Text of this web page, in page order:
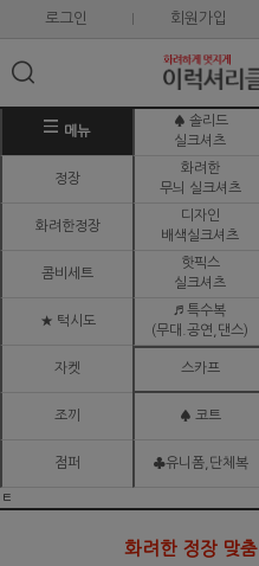
로그인 회원가입
메뉴
♠ 솔리드
실크셔츠
정장
화려한
무늬 실크셔츠
화려한정장
디자인
배색실크셔츠
콤비세트
핫픽스
실크셔츠
★ 턱시도
♬ 특수복
(무대.공연,댄스)
자켓 스카프
조끼 ♠ 코트
점퍼 ♣유니폼,단체복
ㅌ
화려한 정장 맞춤